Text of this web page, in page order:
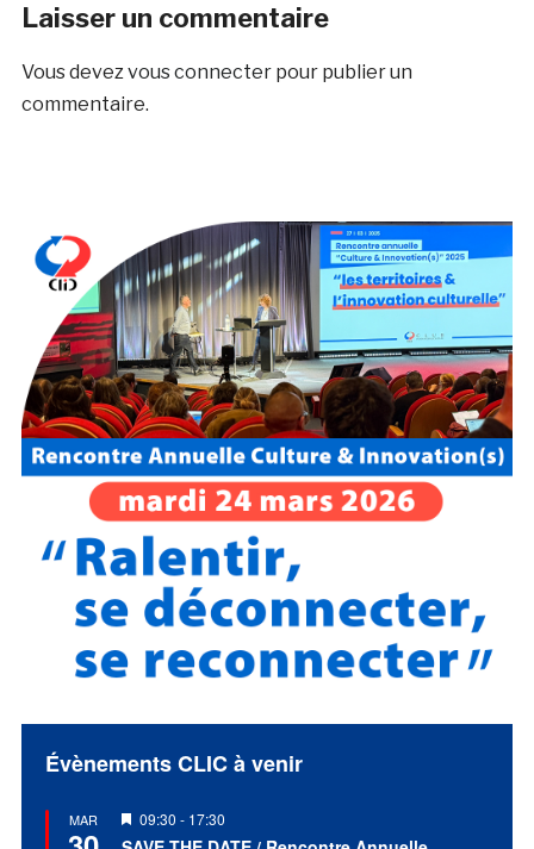
Laisser un commentaire
Vous devezvous connecterpour publier un
commentaire.
Évènements CLIC à venir
MAR
Mis
en
09:30 - 17:30